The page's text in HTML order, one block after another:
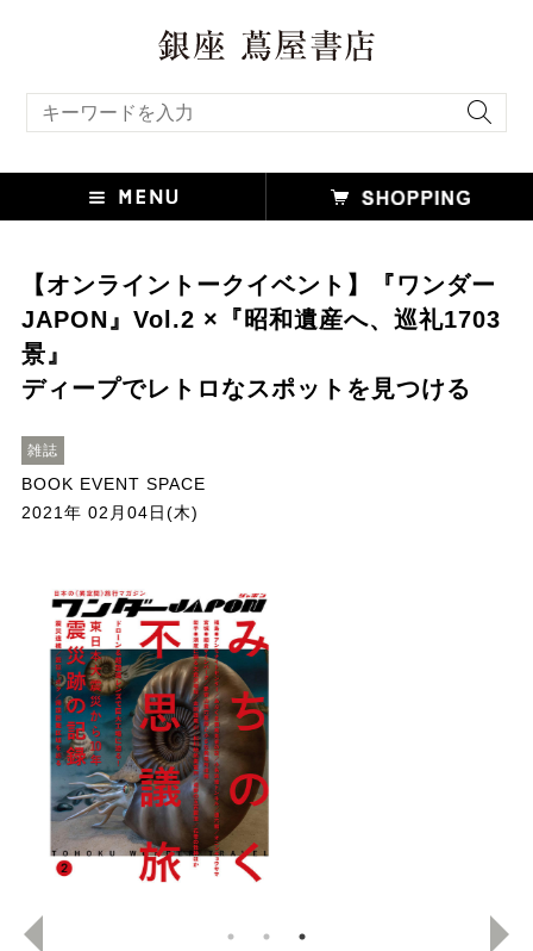
【オンライントークイベント】『ワンダー
JAPON』Vol.2 ×『昭和遺産へ、巡礼1703
景』
ディープでレトロなスポットを見つける
雑誌
BOOK EVENT SPACE
2021年 02月04日(木)